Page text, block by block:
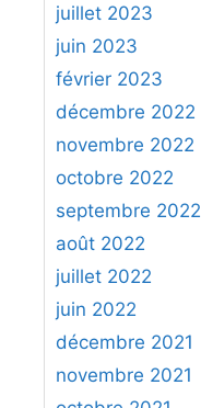
juillet 2023
juin 2023
février 2023
décembre 2022
novembre 2022
octobre 2022
septembre 2022
août 2022
juillet 2022
juin 2022
décembre 2021
novembre 2021